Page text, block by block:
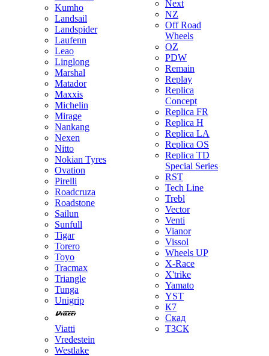
Kumho
Landsail
Landspider
Laufenn
Leao
Linglong
Marshal
Matador
Maxxis
Michelin
Mirage
Nankang
Nexen
Nitto
Nokian Tyres
Ovation
Pirelli
Roadcruza
Roadstone
Sailun
Sunfull
Tigar
Torero
Toyo
Tracmax
Triangle
Tunga
Unigrip
Viatti
Vredestein
Westlake
Next
NZ
Off Road
Wheels
OZ
PDW
Remain
Replay
Replica
Concept
Replica FR
Replica H
Replica LA
Replica OS
Replica TD
Special Series
RST
Tech Line
Trebl
Vector
Venti
Vianor
Vissol
Wheels UP
X-Race
X'trike
Yamato
YST
К7
Скад
ТЗСК